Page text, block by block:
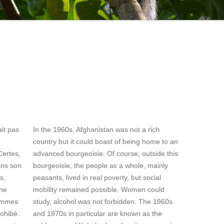
pas
son
In the 1960s, Afghanistan was not a rich
country but it could boast of being home to an
advanced bourgeoisie. Of course, outside this
bourgeoisie, the people as a whole, mainly
peasants, lived in real poverty, but social
mobility remained possible. Women could
study, alcohol was not forbidden. The 1960s
and 1970s in particular are known as the